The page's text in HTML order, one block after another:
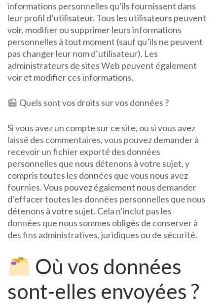
informations personnelles qu’ils fournissent dans
leur profil d’utilisateur. Tous les utilisateurs peuvent
voir, modifier ou supprimer leurs informations
personnelles à tout moment (sauf qu’ils ne peuvent
pas changer leur nom d’utilisateur). Les
administrateurs de sites Web peuvent également
voir et modifier ces informations.
Quels sont vos droits sur vos données ?
Si vous avez un compte sur ce site, ou si vous avez
laissé des commentaires, vous pouvez demander à
recevoir un fichier exporté des données
personnelles que nous détenons à votre sujet, y
compris toutes les données que vous nous avez
fournies. Vous pouvez également nous demander
d’effacer toutes les données personnelles que nous
détenons à votre sujet. Cela n’inclut pas les
données que nous sommes obligés de conserver à
des fins administratives, juridiques ou de sécurité.
Où vos données
sont-elles envoyées ?